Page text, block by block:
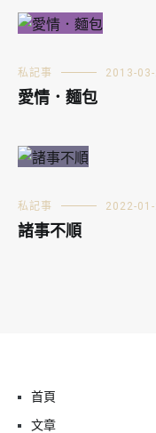
私記事 2013-
愛情．麵包
私記事 2022-
諸事不順
首頁
文章